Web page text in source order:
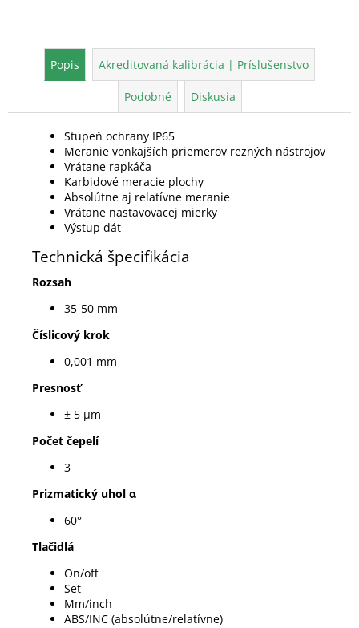
Popis Akreditovaná kalibrácia | Príslušenstvo
Podobné Diskusia
Stupeň ochrany IP65
Meranie vonkajších priemerov rezných nástrojov
Vrátane rapkáča
Karbidové meracie plochy
Absolútne aj relatívne meranie
Vrátane nastavovacej mierky
Výstup dát
Technická špecifikácia
Rozsah
35-50 mm
Číslicový krok
0,001 mm
Presnosť
± 5 µm
Počet čepelí
3
Prizmatický uhol α
60°
Tlačidlá
On/off
Set
Mm/inch
ABS/INC (absolútne/relatívne)